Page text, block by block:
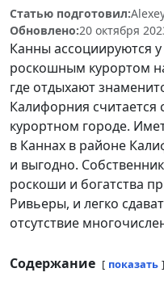
Статью подготовил:
Обновлено:20 октября
Канны ассоциируются
роскошным курортом
где отдыхают
Калифорния
курортном городе.
в Каннах в районе
и выгодно.
роскоши и богатства
Ривьеры, и легко
отсутствие
Содержание показать